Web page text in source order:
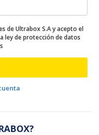
de Ultrabox S.A y acepto el
ley de protección de datos